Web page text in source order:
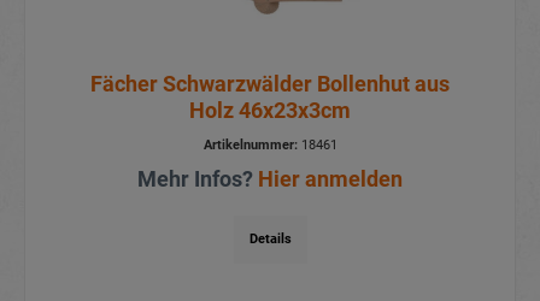
Fächer Schwarzwälder Bollenhut aus
Holz 46x23x3cm
Artikelnummer:18461
Mehr Infos? Hier anmelden
Details